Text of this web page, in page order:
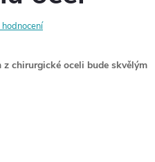
chirurgické oceli bude skvělým